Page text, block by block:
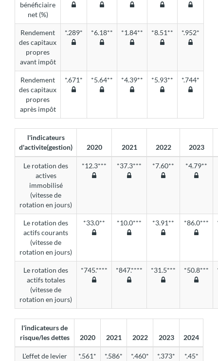
bénéficiaire
net (%)
Rendement
des capitaux
propres
avant impôt
*.289* *6.18** *1.84** *8.51** *.952*
Rendement
des capitaux
propres
après impôt
*.671* *5.64** *4.39** *5.93** *.744*
l'indicateurs
d'activite(gestion)
2020 2021 2022 2023
Le rotation des
actives
immobilisé
(vitesse de
rotation en jours)
*12.3*** *37.3*** *7.60** *4.79**
Le rotation des
actifs courants
(vitesse de
rotation en jours)
*33.0** *10.0*** *3.91** *86.0***
Le rotation des
actifs totales
(vitesse de
rotation en jours)
*745.**** *847.**** *31.5*** *50.8***
l'indicateurs de
risque/les dettes
2020 2021 2022 2023 2024
L'effet de levier
*.561* *.586* *.460* *.373* *.45*